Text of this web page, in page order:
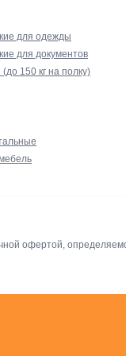
для одежды
для документов
150 кг на полку)
офертой,